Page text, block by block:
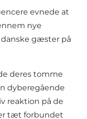
evnede at
nye
danske gæster på
deres tomme
dyberegående
reaktion på de
tæt forbundet